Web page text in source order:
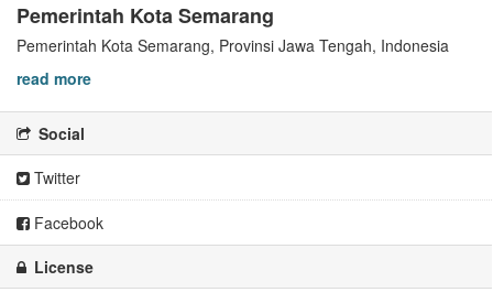
Pemerintah Kota Semarang
Pemerintah Kota Semarang, Provinsi Jawa Tengah, Indonesia
read more
Social
Twitter
Facebook
License